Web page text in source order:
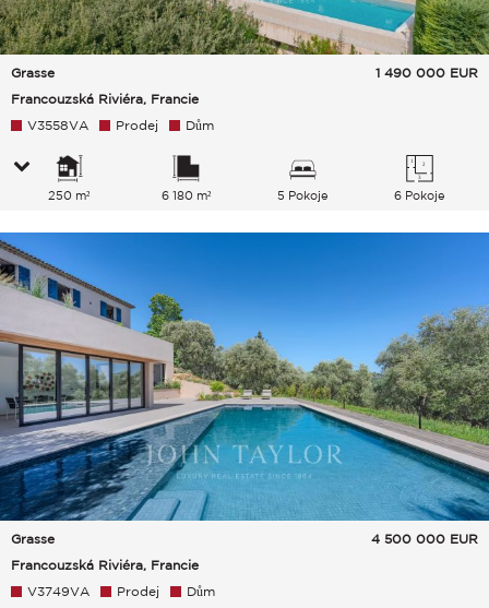
Grasse
Francouzská Riviéra, Francie
1 490 000 EUR
V3558VA Prodej Dům
250 m² 6 180 m² 5 Pokoje 6 Pokoje
Grasse
Francouzská Riviéra, Francie
4 500 000 EUR
V3749VA Prodej Dům